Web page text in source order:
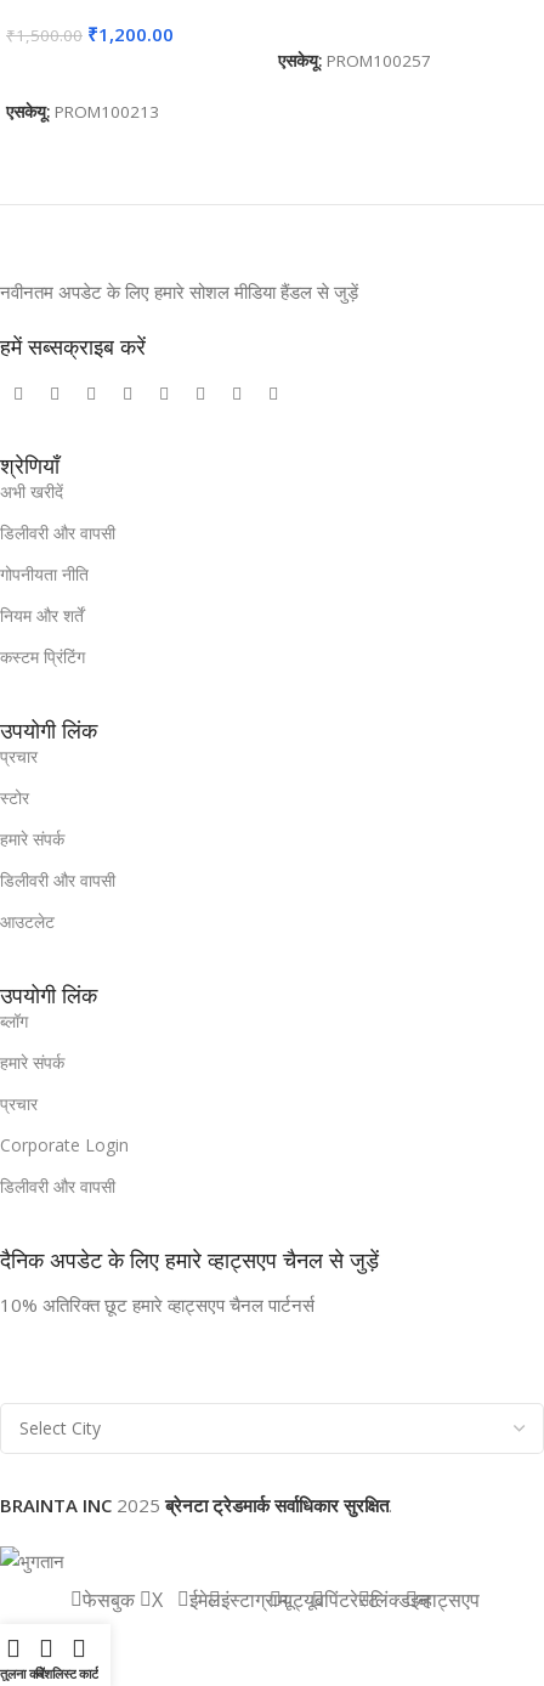
₹1,500.00 ₹1,200.00
एसकेयू: PROM100213
एसकेयू: PROM100257
नवीनतम अपडेट के लिए हमारे सोशल मीडिया हैंडल से जुड़ें
हमें सब्सक्राइब करें
श्रेणियाँ
अभी खरीदें
डिलीवरी और वापसी
गोपनीयता नीति
नियम और शर्तें
कस्टम प्रिंटिंग
उपयोगी लिंक
प्रचार
स्टोर
हमारे संपर्क
डिलीवरी और वापसी
आउटलेट
उपयोगी लिंक
ब्लॉग
हमारे संपर्क
प्रचार
Corporate Login
डिलीवरी और वापसी
दैनिक अपडेट के लिए हमारे व्हाट्सएप चैनल से जुड़ें
10% अतिरिक्त छूट हमारे व्हाट्सएप चैनल पार्टनर्स
BRAINTA INC 2025ब्रेनटा ट्रेडमार्क सर्वाधिकार सुरक्षित.
फेसबुक X ईमेलइंस्टाग्रामयूट्यूबपिंटरेस्टलिंक्डइनव्हाट्सएप
तुलना करेंविशलिस्टकार्ट